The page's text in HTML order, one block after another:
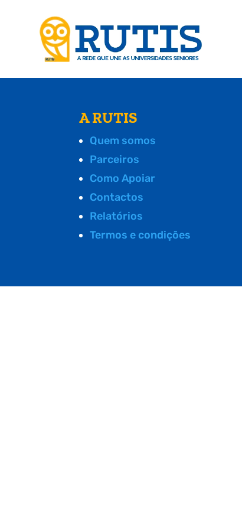
A RUTIS
Quem somos
Parceiros
Como Apoiar
Contactos
Relatórios
Termos e condições